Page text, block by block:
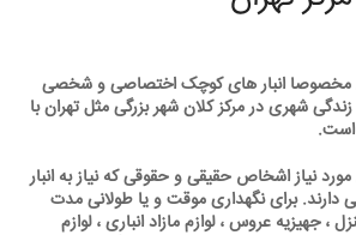
مخصوصا انبار های کوچک اختصاصی و شخصی
شهری در مرکز کلان شهر بزرگی مثل تهران با
است.
مورد نیاز اشخاص حقیقی و حقوقی که نیاز به انبار
برای نگهداری موقت و یا طولانی مدت
، جهیزیه عروس ، لوازم مازاد انباری ، لوازم